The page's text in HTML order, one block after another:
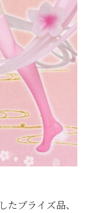
プライズ品、